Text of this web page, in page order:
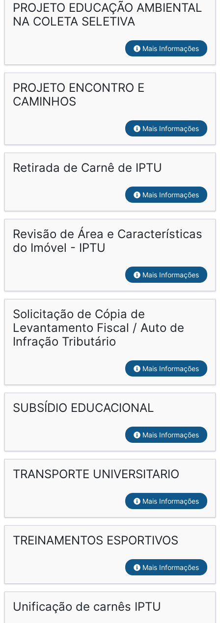
PROJETO EDUCAÇÃO AMBIENTAL
NA COLETA SELETIVA
Mais Informações
PROJETO ENCONTRO E
CAMINHOS
Mais Informações
Retirada de Carnê de IPTU
Mais Informações
Revisão de Área e Características
do Imóvel - IPTU
Mais Informações
Solicitação de Cópia de
Levantamento Fiscal / Auto de
Infração Tributário
Mais Informações
SUBSÍDIO EDUCACIONAL
Mais Informações
TRANSPORTE UNIVERSITARIO
Mais Informações
TREINAMENTOS ESPORTIVOS
Mais Informações
Unificação de carnês IPTU